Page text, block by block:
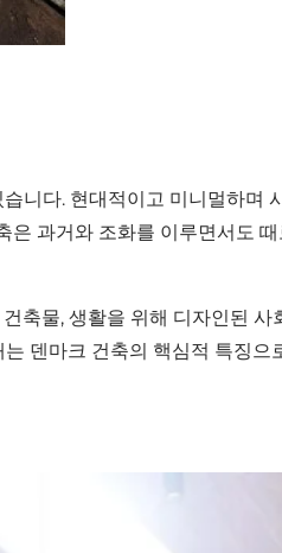
니다. 현대적이고 미니멀하며
과거와 조화를 이루면서도
축물, 생활을 위해 디자인된
덴마크 건축의 핵심적 특징으